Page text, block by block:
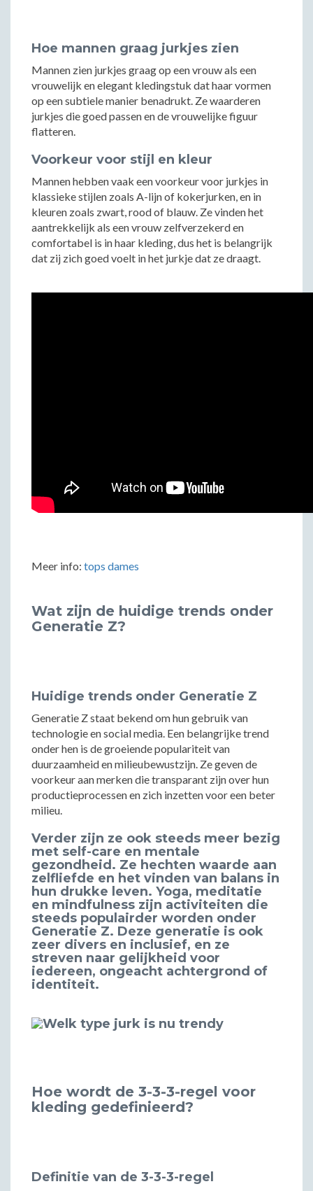
Hoe mannen graag jurkjes zien
Mannen zien jurkjes graag op een vrouw als een
vrouwelijk en elegant kledingstuk dat haar vormen
op een subtiele manier benadrukt. Ze waarderen
jurkjes die goed passen en de vrouwelijke figuur
flatteren.
Voorkeur voor stijl en kleur
Mannen hebben vaak een voorkeur voor jurkjes in
klassieke stijlen zoals A-lijn of kokerjurken, en in
kleuren zoals zwart, rood of blauw. Ze vinden het
aantrekkelijk als een vrouw zelfverzekerd en
comfortabel is in haar kleding, dus het is belangrijk
dat zij zich goed voelt in het jurkje dat ze draagt.
Meer info: tops dames
Wat zijn de huidige trends onder
Generatie Z?
Huidige trends onder Generatie Z
Generatie Z staat bekend om hun gebruik van
technologie en social media. Een belangrijke trend
onder hen is de groeiende populariteit van
duurzaamheid en milieubewustzijn. Ze geven de
voorkeur aan merken die transparant zijn over hun
productieprocessen en zich inzetten voor een beter
milieu.
Verder zijn ze ook steeds meer bezig
met self-care en mentale
gezondheid. Ze hechten waarde aan
zelfliefde en het vinden van balans in
hun drukke leven. Yoga, meditatie
en mindfulness zijn activiteiten die
steeds populairder worden onder
Generatie Z. Deze generatie is ook
zeer divers en inclusief, en ze
streven naar gelijkheid voor
iedereen, ongeacht achtergrond of
identiteit.
Hoe wordt de 3-3-3-regel voor
kleding gedefinieerd?
Definitie van de 3-3-3-regel